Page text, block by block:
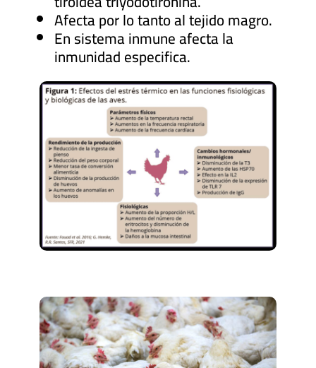
Afecta por lo tanto al tejido magro.
En sistema inmune afecta la
inmunidad especifica.